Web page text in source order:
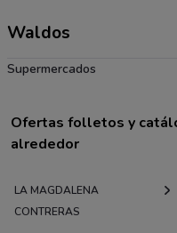
Waldos
Supermercados
Ofertas folletos y
alrededor
LA MAGDALENA
CONTRERAS